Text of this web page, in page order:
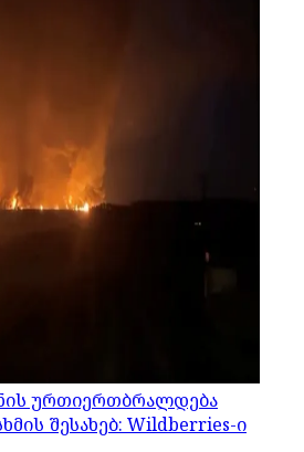
ურთიერთბრალდება
შესახებ: Wildberries-ი